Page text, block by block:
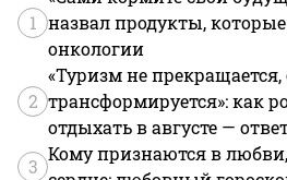
1 назвал продукты,
онкологии
2
«Туризм не прекращается,
трансформируется»: как
отдыхать в августе —
3
Кому признаются в